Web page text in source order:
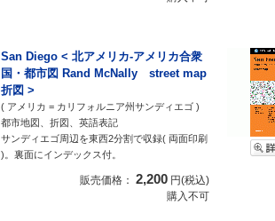
San Diego < 北アメリカ-アメリカ合衆
国・都市図 Rand McNally street map
折図 >
( アメリカ = カリフォルニア州サンディエゴ )
都市地図、折図、英語表記
サンディエゴ周辺を東西2分割で収録( 両面印刷
)。裏面にインデックス付。
販売価格： 2,200 円(税込)
購入不可